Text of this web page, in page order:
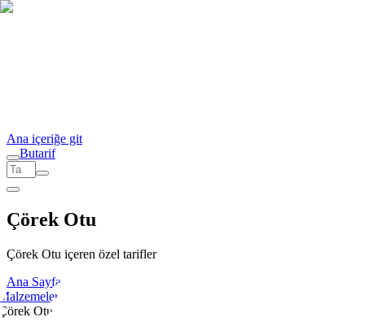
Ana içeriğe git
Butarif
Çörek Otu
Çörek Otu içeren özel tarifler
Ana Sayfa
Otu